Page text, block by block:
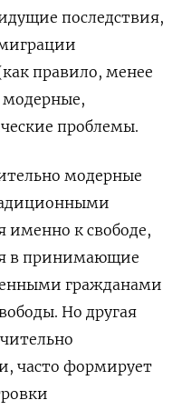
последствия,
правило, менее
проблемы.
модерные
именно к свободе,
в принимающие
гражданами
Но другая
часто формирует